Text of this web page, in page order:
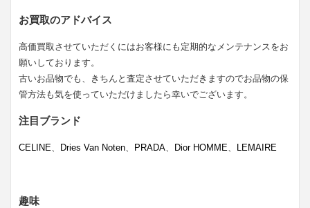
お買取のアドバイス
高価買取させていただくにはお客様にも定期的なメンテナンスをお
願いしております。
古いお品物でも、きちんと査定させていただきますのでお品物の保
管方法も気を使っていただけましたら幸いでございます。
注目ブランド
CELINE、 Dries Van Noten、 PRADA、 Dior HOMME、 LEMAIRE
趣味